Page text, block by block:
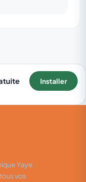
Installer
Yaye
vos